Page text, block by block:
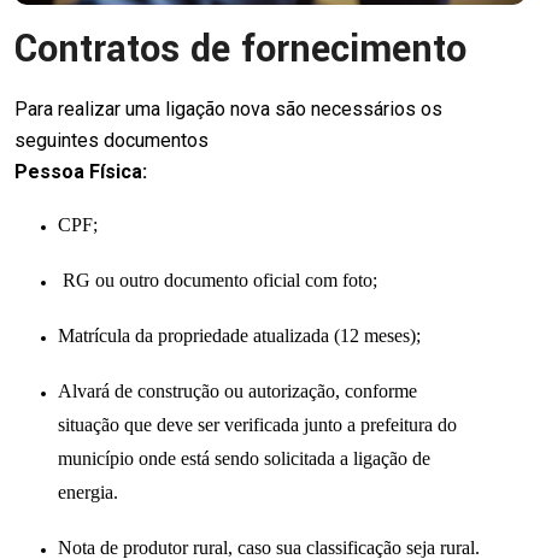
Contratos de fornecimento
Para realizar uma ligação nova são necessários os
seguintes documentos
Pessoa Física:
CPF;
RG ou outro documento oficial com foto;
Matrícula da propriedade atualizada (12 meses);
Alvará de construção ou autorização, conforme
situação que deve ser verificada junto a prefeitura do
município onde está sendo solicitada a ligação de
energia.
Nota de produtor rural, caso sua classificação seja rural.